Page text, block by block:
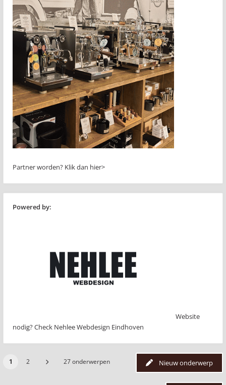
Partner worden? Klik dan hier>
Powered by:
Website
nodig? Check Nehlee Webdesign Eindhoven
Nieuw onderwerp
1 2 27 onderwerpen